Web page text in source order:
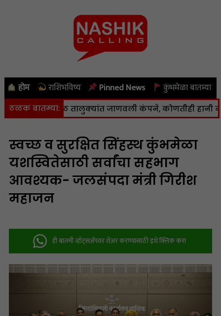
होम राशिभविष्य Pinned News कुंभमेळा बातम्या
ठळक बातम्या:
पेठ तालुक्यांत जाणवली कंपने, कोणतीही हानी नाही |
स्वच्छ व सुरक्षित सिंहस्थ कुंभमेळा
यशस्वितेसाठी सर्वांचा सहभाग
आवश्यक- जलसंपदा मंत्री गिरीश
महाजन
ही बातमी व्हॉट्सअ‍ॅपवर शेअर करण्यासाठी इथे क्लिक करा